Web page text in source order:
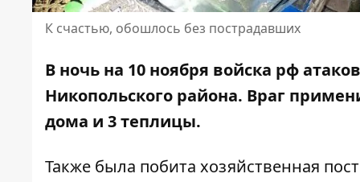
К счастью, обошлось без пострадавших
В ночь на 10 ноября войска рф
Никопольского района. Враг
дома и 3 теплицы.
Также была побита хозяйственная